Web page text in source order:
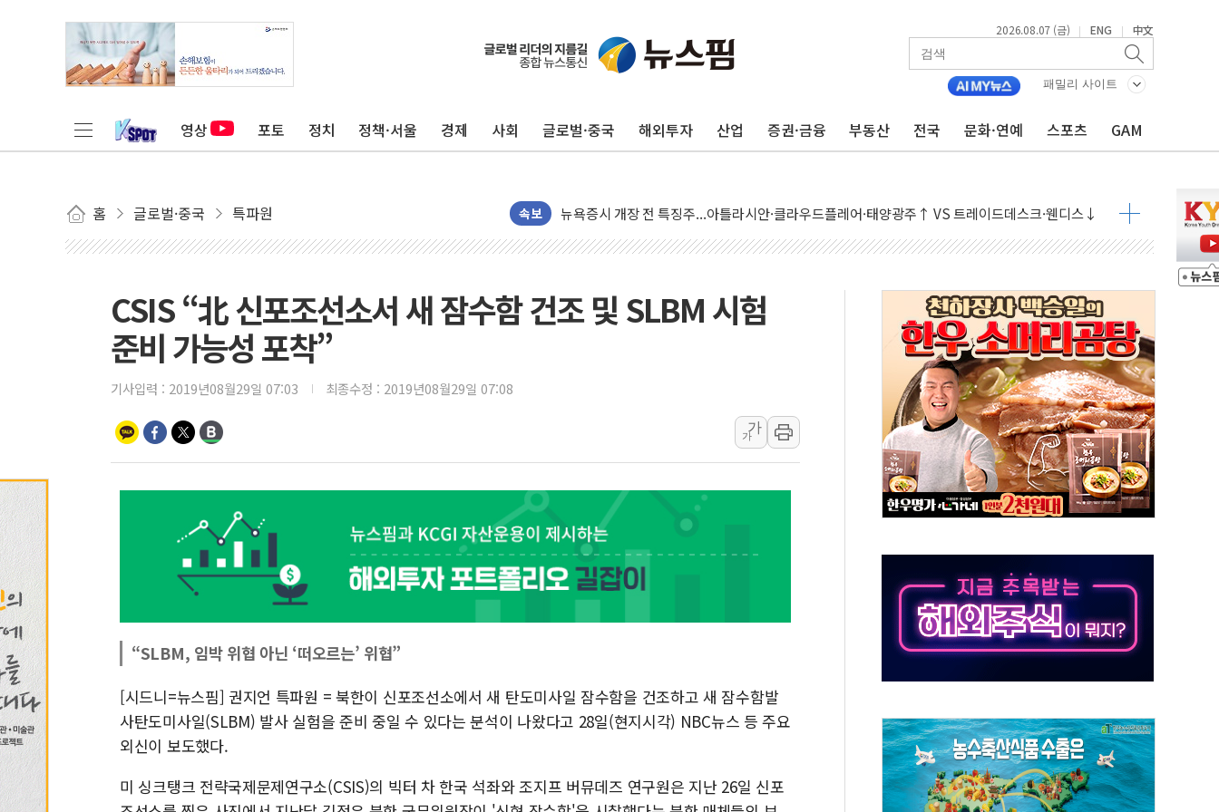
2026.08.07 (금) | ENG | 中文
패밀리 사이트
영상 포토 정치 정책·서울 경제 사회 글로벌·중국 해외투자 산업 증권·금융 부동산 전국 문화·연예 스포츠 GAM
홈 글로벌·중국 특파원 속보
美 고용 쇼크에 엔화 장중 급등…시장은 "또 개입했나" 촉각
[종합] 美 7월 고용 2만3000명 감소 '쇼크'…9월 금리 인상 기대 후퇴
보훈부, 미 DPAA와 MOU… "6·25 미군 실종자 7359명 끝까지 찾겠다"
트럼프 "금리 내려야"…파월 때와 달리 워시엔 톤 낮춰
李 "해남 태양광, 대한민국 다음 100년 밑거름…수도권 집중 완화 전환점"
李 대통령, '6시간 마라톤 부동산 2차 회의' 주재… "전폭적 공급 확대·속도전 총력"
트럼프, 中 겨냥 폴리실리콘 관세 15% 부과…美 태양광주 급등
이란와이어 "이란 최고지도자 위독…곧 사망해도 놀랍지 않아"
남동발전, 해남군에 국내 최대 규모 400MW 태양광 착공…여의도 1.6배 규모
[인도증시] 중동 불안 속 유가 상승에 소폭 하락...금융주 낙폭 커
황희 '폐버스 청년주택' SNS 글 역풍에 "정부정책 아냐" 해명
폭염 누그러지고 가뭄 숙지나...경북동해안권 8~9일 최대 100mm 호우
사우디·튀르키예·파키스탄, '공동방위협정' 체결… 수니파 국가들의 새 안보 협력 구도
신길동 신축도 3.3㎡당 7250만원…써밋 클라비온 59㎡ 18억원대
CSIS “北 신포조선소서 새 잠수함 건조 및 SLBM 시험
준비 가능성 포착”
기사입력 : 2019년08월29일 07:03 최종수정 : 2019년08월29일 07:08
가
가
“SLBM, 임박 위협 아닌 ‘떠오르는’ 위협”
[시드니=뉴스핌] 권지언 특파원 = 북한이 신포조선소에서 새 탄도미사일 잠수함을 건조하고 새 잠수함발
사탄도미사일(SLBM) 발사 실험을 준비 중일 수 있다는 분석이 나왔다고 28일(현지시각) NBC뉴스 등 주요
외신이 보도했다.
미 싱크탱크 전략국제문제연구소(CSIS)의 빅터 차 한국 석좌와 조지프 버뮤데즈 연구원은 지난 26일 신포